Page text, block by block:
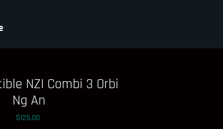
NZI Combi 3 Orbi
Ng An
$125,00Precio